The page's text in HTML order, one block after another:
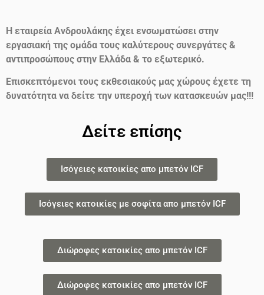
Η εταιρεία Ανδρουλάκης έχει ενσωματώσει στην
εργασιακή της ομάδα τους καλύτερους συνεργάτες &
αντιπροσώπους στην Ελλάδα & το εξωτερικό.
Επισκεπτόμενοι τους εκθεσιακούς μας χώρους έχετε τη
δυνατότητα να δείτε την υπεροχή των κατασκευών μας!!!
Δείτε επίσης
Ισόγειες κατοικίες απο μπετόν ICF
Ισόγειες κατοικίες με σοφίτα απο μπετόν ICF
Διώροφες κατοικίες απο μπετόν ICF
Διώροφες κατοικίες απο μπετόν ICF